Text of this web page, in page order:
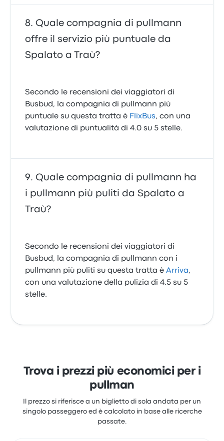
Quale compagnia di pullmann
offre il servizio più puntuale da
Spalato a Traù?
Secondo le recensioni dei viaggiatori di
Busbud, la compagnia di pullmann più
puntuale su questa tratta è FlixBus, con una
valutazione di puntualità di 4.0 su 5 stelle.
Quale compagnia di pullmann ha
i pullmann più puliti da Spalato a
Traù?
Secondo le recensioni dei viaggiatori di
Busbud, la compagnia di pullmann con i
pullmann più puliti su questa tratta èArriva,
con una valutazione della pulizia di 4.5 su 5
stelle.
Trova i prezzi più economici per i
pullman
Il prezzo si riferisce a un biglietto di sola andata per un
singolo passeggero ed è calcolato in base alle ricerche
passate.